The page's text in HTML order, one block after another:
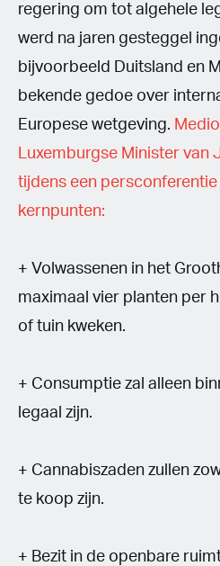
regering om tot algehele
werd na jaren gesteggel
bijvoorbeeld Duitsland en
bekende gedoe over
Europese wetgeving.
Luxemburgse Minister van
tijdens een persconferentie
kernpunten:
+ Volwassenen in het
maximaal vier planten per
of tuin kweken.
+ Consumptie zal alleen
legaal zijn.
+ Cannabiszaden zullen
te koop zijn.
+ Bezit in de openbare